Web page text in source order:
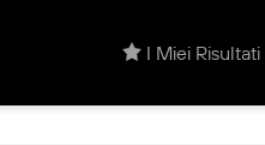
I Miei Risultati